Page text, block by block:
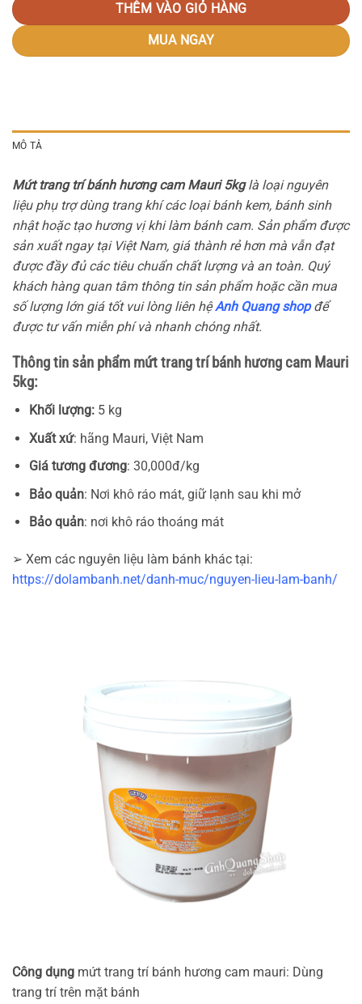
THÊM VÀO GIỎ HÀNG
MUA NGAY
MÔ TẢ
Mứt trang trí bánh hương cam Mauri 5kglà loại nguyên
liệu phụ trợ dùng trang khí các loại bánh kem, bánh sinh
nhật hoặc tạo hương vị khi làm bánh cam. Sản phẩm được
sản xuất ngay tại Việt Nam, giá thành rẻ hơn mà vẫn đạt
được đầy đủ các tiêu chuẩn chất lượng và an toàn. Quý
khách hàng quan tâm thông tin sản phẩm hoặc cần mua
số lượng lớn giá tốt vui lòng liên hệAnh Quang shopđể
được tư vấn miễn phí và nhanh chóng nhất.
Thông tin sản phẩm mứt trang trí bánh hương cam Mauri
5kg:
Khối lượng:5 kg
Xuất xứ: hãng Mauri, Việt Nam
Giá tương đương: 30,000đ/kg
Bảo quản: Nơi khô ráo mát, giữ lạnh sau khi mở
Bảo quản: nơi khô ráo thoáng mát
➢ Xem các nguyên liệu làm bánh khác tại:
https://dolambanh.net/danh-muc/nguyen-lieu-lam-banh/
Công dụng mứt trang trí bánh hương cam mauri: Dùng
trang trí trên mặt bánh